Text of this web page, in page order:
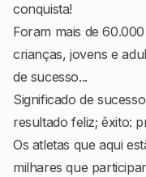
conquista!
Foram mais de
crianças, jovens e
de sucesso...
Significado de
resultado feliz; êxito:
Os atletas que aqui
milhares que